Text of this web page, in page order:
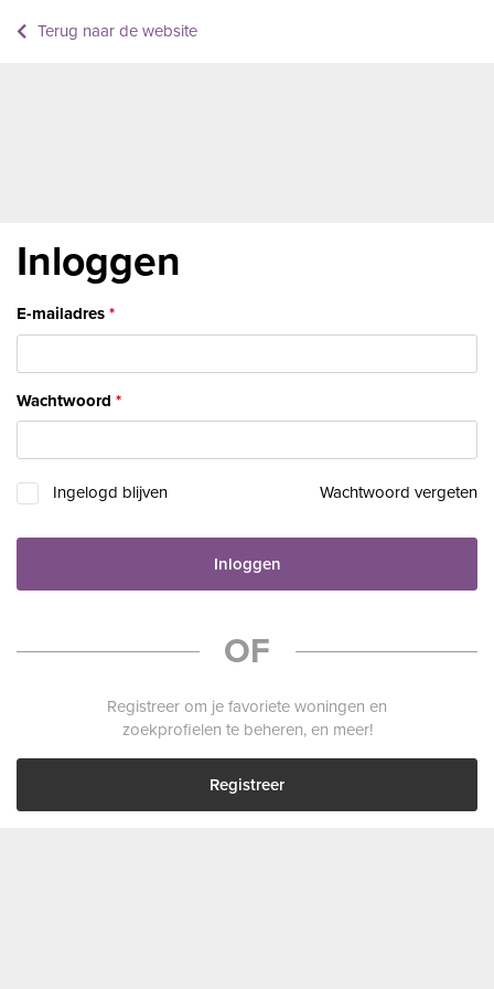
Terug naar de website
Inloggen
E-mailadres
Wachtwoord
Ingelogd blijven Wachtwoord vergeten
Inloggen
OF
Registreer om je favoriete woningen en
zoekprofielen te beheren, en meer!
Registreer